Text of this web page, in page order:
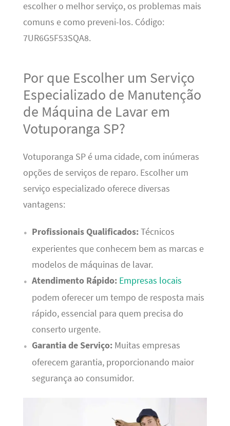
escolher o melhor serviço, os problemas mais
comuns e como preveni-los. Código:
7UR6G5F53SQA8.
Por que Escolher um Serviço
Especializado de Manutenção
de Máquina de Lavar em
Votuporanga SP?
Votuporanga SP é uma cidade, com inúmeras
opções de serviços de reparo. Escolher um
serviço especializado oferece diversas
vantagens:
Profissionais Qualificados:Técnicos
experientes que conhecem bem as marcas e
modelos de máquinas de lavar.
Atendimento Rápido: Empresas locais
podem oferecer um tempo de resposta mais
rápido, essencial para quem precisa do
conserto urgente.
Garantia de Serviço:Muitas empresas
oferecem garantia, proporcionando maior
segurança ao consumidor.